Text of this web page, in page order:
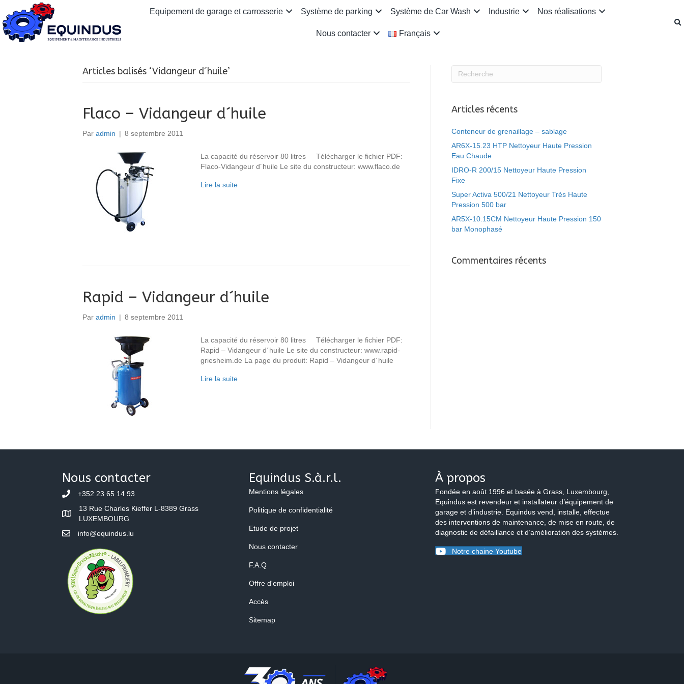
Equipement de garage et carrosserie Système de parking Système de Car Wash Industrie Nos réalisations
Nous contacter Français
Articles balisés ‘Vidangeur d´huile’
Flaco – Vidangeur d´huile
Par admin | 8 septembre 2011
La capacité du réservoir 80 litres Télécharger le fichier PDF:
Flaco-Vidangeur d´huile Le site du constructeur: www.flaco.de
Lire la suite
Rapid – Vidangeur d´huile
Par admin | 8 septembre 2011
La capacité du réservoir 80 litres Télécharger le fichier PDF:
Rapid – Vidangeur d´huile Le site du constructeur: www.rapid-
griesheim.de La page du produit: Rapid – Vidangeur d´huile
Lire la suite
Articles récents
Conteneur de grenaillage – sablage
AR6X-15.23 HTP Nettoyeur Haute Pression
Eau Chaude
IDRO-R 200/15 Nettoyeur Haute Pression
Fixe
Super Activa 500/21 Nettoyeur Très Haute
Pression 500 bar
AR5X-10.15CM Nettoyeur Haute Pression 150
bar Monophasé
Commentaires récents
Nous contacter
+352 23 65 14 93
13 Rue Charles Kieffer L-8389 Grass
LUXEMBOURG
info@equindus.lu
Equindus S.à.r.l.
Mentions légales
Politique de confidentialité
Etude de projet
Nous contacter
F.A.Q
Offre d'emploi
Accès
Sitemap
À propos
Fondée en août 1996 et basée à Grass, Luxembourg,
Equindus est revendeur et installateur d’équipement de
garage et d’industrie. Equindus vend, installe, effectue
des interventions de maintenance, de mise en route, de
diagnostic de défaillance et d’amélioration des systèmes.
Notre chaine Youtube